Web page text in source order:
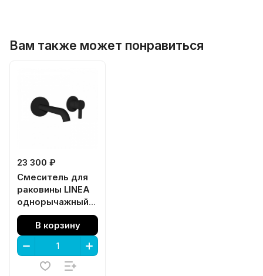
Вам также может понравиться
23 300 ₽
Смеситель для
раковины LINEA
однорычажный
настенный,
черный матовый
В корзину